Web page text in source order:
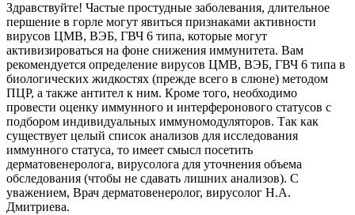
Здравствуйте! Частые простудные заболевания, длительное
першение в горле могут явиться признаками активности
вирусов ЦМВ, ВЭБ, ГВЧ 6 типа, которые могут
активизироваться на фоне снижения иммунитета. Вам
рекомендуется определение вирусов ЦМВ, ВЭБ, ГВЧ 6 типа в
биологических жидкостях (прежде всего в слюне) методом
ПЦР, а также антител к ним. Кроме того, необходимо
провести оценку иммунного и интерферонового статусов с
подбором индивидуальных иммуномодуляторов. Так как
существует целый список анализов для исследования
иммунного статуса, то имеет смысл посетить
дерматовенеролога, вирусолога для уточнения объема
обследования (чтобы не сдавать лишних анализов). С
уважением, Врач дерматовенеролог, вирусолог Н.А.
Дмитриева.